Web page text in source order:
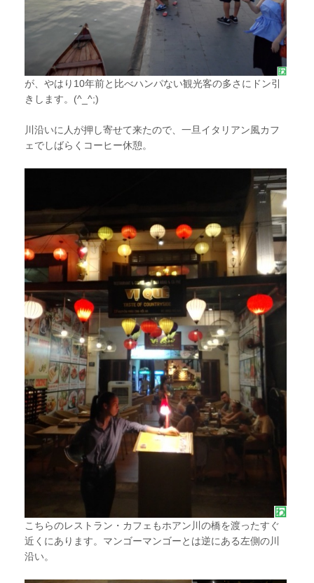
が、やはり10年前と比べハンパない観光客の多さにドン引
きします。(^_^;)
川沿いに人が押し寄せて来たので、一旦イタリアン風カフ
ェでしばらくコーヒー休憩。
こちらのレストラン・カフェもホアン川の橋を渡ったすぐ
近くにあります。マンゴーマンゴーとは逆にある左側の川
沿い。